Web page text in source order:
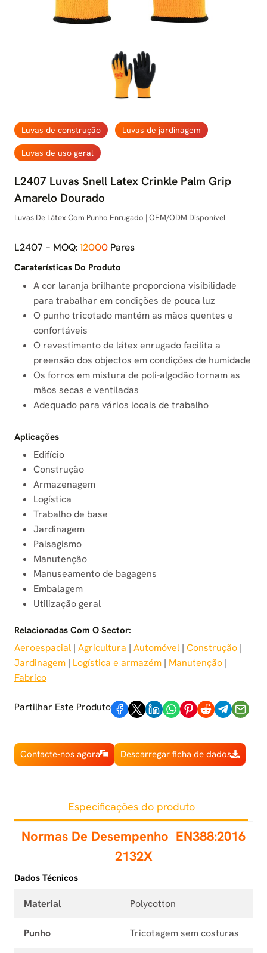
Luvas de construção Luvas de jardinagem
Luvas de uso geral
L2407 Luvas Snell Latex Crinkle Palm Grip
Amarelo Dourado
Luvas De Látex Com Punho Enrugado | OEM/ODM Disponível
L2407 - MOQ:12000 Pares
Caraterísticas Do Produto
A cor laranja brilhante proporciona visibilidade
para trabalhar em condições de pouca luz
O punho tricotado mantém as mãos quentes e
confortáveis
O revestimento de látex enrugado facilita a
preensão dos objectos em condições de humidade
Os forros em mistura de poli-algodão tornam as
mãos secas e ventiladas
Adequado para vários locais de trabalho
Aplicações
Edifício
Construção
Armazenagem
Logística
Trabalho de base
Jardinagem
Paisagismo
Manutenção
Manuseamento de bagagens
Embalagem
Utilização geral
Relacionadas Com O Sector:
Aeroespacial | Agricultura | Automóvel | Construção
Jardinagem | Logística e armazém | Manutenção
Fabrico
Partilhar Este Produto
Contacte-nos agora Descarregar ficha de dados
Especificações do produto
Normas De Desempenho EN388:2016
2132X
Dados Técnicos
Material Polycotton
Punho Tricotagem sem costuras